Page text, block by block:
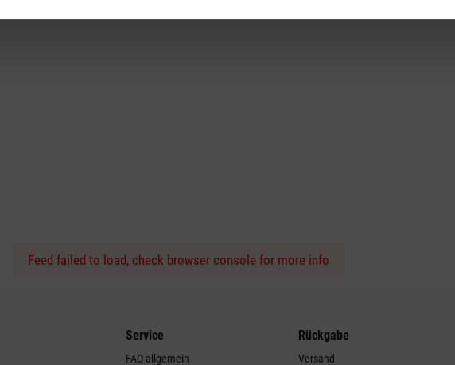
Feed failed to load, check browser console for more info
Service
FAQ allgemein
Rückgabe
Versand